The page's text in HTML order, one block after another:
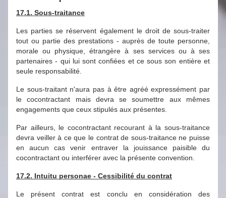
17.1. Sous-traitance
Les parties se réservent également le droit de sous-traiter
tout ou partie des prestations - auprès de toute personne,
morale ou physique, étrangère à ses services ou à ses
partenaires - qui lui sont confiées et ce sous son entière et
seule responsabilité.
Le sous-traitant n'aura pas à être agréé expressément par
le cocontractant mais devra se soumettre aux mêmes
engagements que ceux stipulés aux présentes.
Par ailleurs, le cocontractant recourant à la sous-traitance
devra veiller à ce que le contrat de sous-traitance ne puisse
en aucun cas venir entraver la jouissance paisible du
cocontractant ou interférer avec la présente convention.
17.2. Intuitu personae - Cessibilité du contrat
Le présent contrat est conclu en considération des